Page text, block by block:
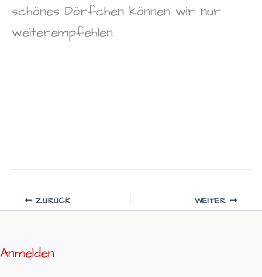
schönes Dörfchen können wir nur
weiterempfehlen.
ZURÜCK WEITER
Anmelden